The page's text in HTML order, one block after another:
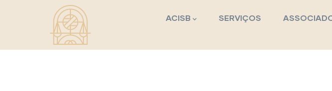
Passar para o conteúdo principal
ACISB SERVIÇOS